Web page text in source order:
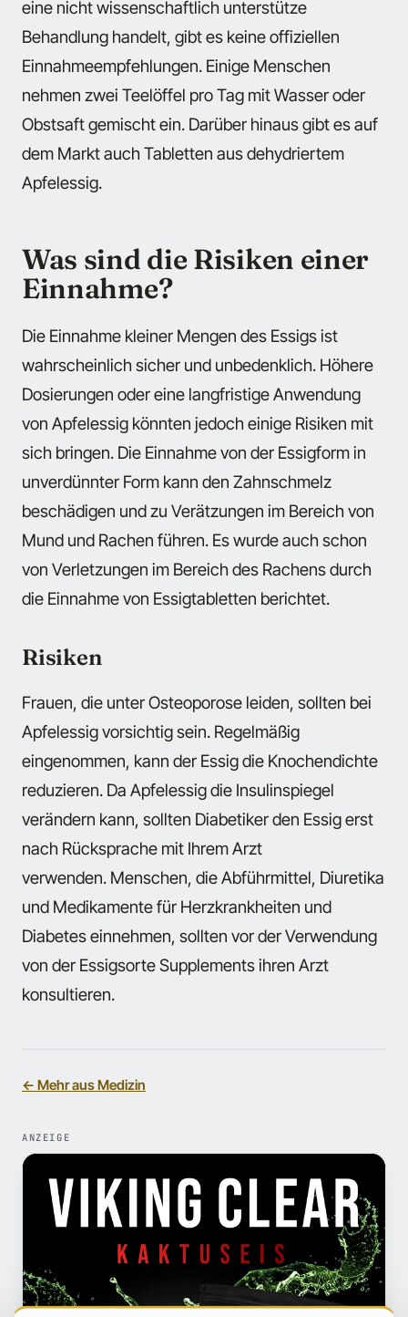
eine nicht wissenschaftlich unterstütze
Behandlung handelt, gibt es keine offiziellen
Einnahmeempfehlungen. Einige Menschen
nehmen zwei Teelöffel pro Tag mit Wasser oder
Obstsaft gemischt ein. Darüber hinaus gibt es auf
dem Markt auch Tabletten aus dehydriertem
Apfelessig.
Was sind die Risiken einer
Einnahme?
Die Einnahme kleiner Mengen des Essigs ist
wahrscheinlich sicher und unbedenklich. Höhere
Dosierungen oder eine langfristige Anwendung
von Apfelessig könnten jedoch einige Risiken mit
sich bringen. Die Einnahme von der Essigform in
unverdünnter Form kann den Zahnschmelz
beschädigen und zu Verätzungen im Bereich von
Mund und Rachen führen. Es wurde auch schon
von Verletzungen im Bereich des Rachens durch
die Einnahme von Essigtabletten berichtet.
Risiken
Frauen, die unter Osteoporose leiden, sollten bei
Apfelessig vorsichtig sein. Regelmäßig
eingenommen, kann der Essig die Knochendichte
reduzieren. Da Apfelessig die Insulinspiegel
verändern kann, sollten Diabetiker den Essig erst
nach Rücksprache mit Ihrem Arzt
verwenden. Menschen, die Abführmittel, Diuretika
und Medikamente für Herzkrankheiten und
Diabetes einnehmen, sollten vor der Verwendung
von der Essigsorte Supplements ihren Arzt
konsultieren.
← Mehr aus Medizin
ANZEIGE